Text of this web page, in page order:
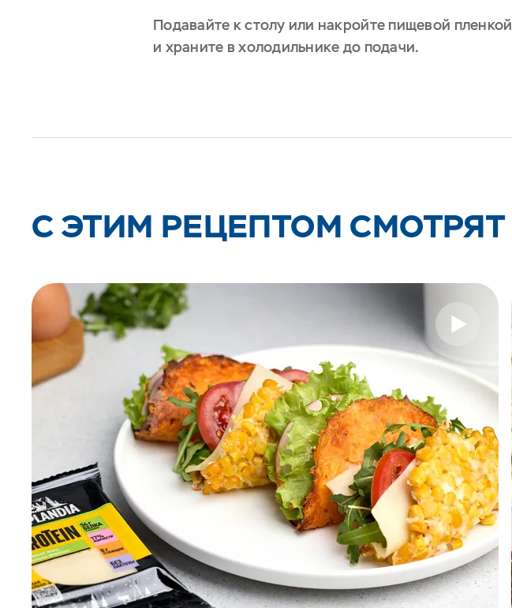
Подавайте к столу или накройте пищевой пленкой
и храните в холодильнике до подачи.
C ЭТИМ РЕЦЕПТОМ СМОТРЯТ